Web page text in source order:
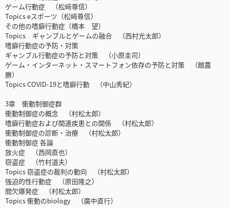
ゲーム行動症 （松﨑尊信）
Topics eスポーツ（松﨑尊信）
その他の嗜癖行動症（橋本 望）
Topics ギャンブルとゲームの融合 （西村光太郎）
嗜癖行動症の予防・対策
ギャンブル行動症の予防と対策 （小原圭司）
ゲーム・インターネット・スマートフォン依存の予防と対策 （館農
勝）
Topics COVID-19と嗜癖行動 （中山秀紀）
3章 衝動制御症群
衝動制御症の概念 （村松太郎）
嗜癖行動症および関連疾患との関係 （村松太郎）
衝動制御症の診断・治療 （村松太郎）
衝動制御症 各論
放火症 （西岡直也）
窃盗症 （竹村道夫）
Topics 窃盗症の裁判の動向 （村松太郎）
強迫的性行動症 （原田隆之）
間欠爆発症 （村松太郎）
Topics 衝動のbiology （廣中直行）